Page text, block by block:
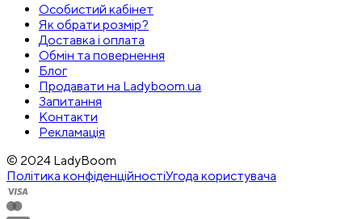
Особистий кабінет
Як обрати розмір?
Доставка і оплата
Обмін та повернення
Блог
Продавати на Ladyboom.ua
Запитання
Контакти
Рекламація
© 2024 LadyBoom
Політика конфіденційностіУгода користувача